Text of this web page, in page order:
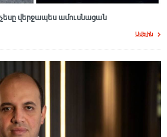
վերջապես ամուսնացան
Ավելին